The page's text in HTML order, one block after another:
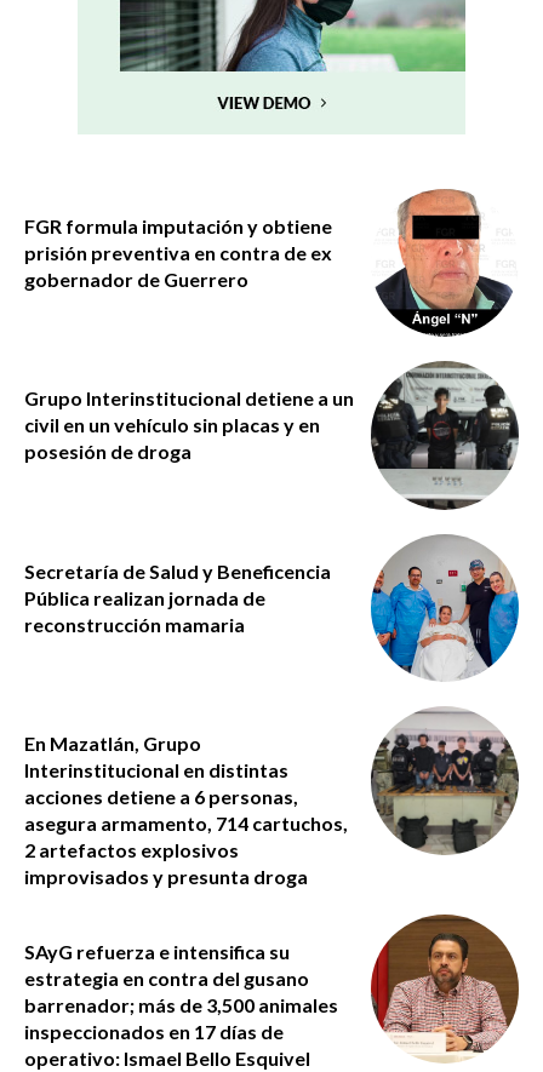
FGR formula imputación y obtiene
prisión preventiva en contra de ex
gobernador de Guerrero
Grupo Interinstitucional detiene a un
civil en un vehículo sin placas y en
posesión de droga
Secretaría de Salud y Beneficencia
Pública realizan jornada de
reconstrucción mamaria
En Mazatlán, Grupo
Interinstitucional en distintas
acciones detiene a 6 personas,
asegura armamento, 714 cartuchos,
2 artefactos explosivos
improvisados y presunta droga
SAyG refuerza e intensifica su
estrategia en contra del gusano
barrenador; más de 3,500 animales
inspeccionados en 17 días de
operativo: Ismael Bello Esquivel